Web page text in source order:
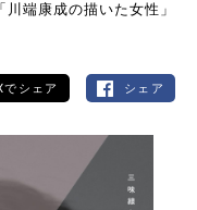
端康成の描いた女性」
でシェア シェア